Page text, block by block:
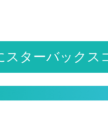
スターバックス